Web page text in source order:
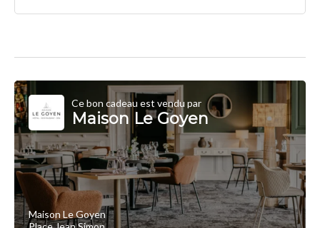
Ce bon cadeau est vendu par
Maison Le Goyen
Maison Le Goyen